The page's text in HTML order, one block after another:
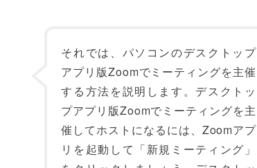
それでは、パソコンのデスクトップ
アプリ版Zoomでミーティングを主催
する方法を説明します。デスクトッ
プアプリ版Zoomでミーティングを主
催してホストになるには、Zoomアプ
リを起動して「新規ミーティング」